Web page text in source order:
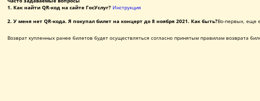
1. Как найти QR-код на сайте ГосУслуг? Инструкция
2. У меня нет QR-кода. Я покупал билет на концерт до 8 ноября 2021. Как быть?Во-первых, еще
Возврат купленных ранее билетов будет осуществляться согласно принятым правилам возврата